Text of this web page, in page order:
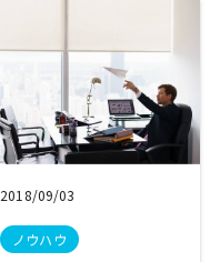
2018/09/03
ノウハウ